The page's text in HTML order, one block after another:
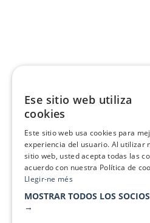
Ese sitio web utiliza
cookies
Este sitio web usa cookies para
experiencia del usuario. Al utilizar
sitio web, usted acepta todas las
acuerdo con nuestra Política de
Llegir-ne més
MOSTRAR TODOS LOS SOCIOS
→